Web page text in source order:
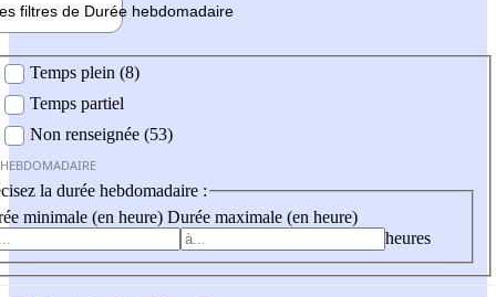
filtres de Durée hebdomadaire
Temps plein (8)
Temps partiel
Non renseignée (53)
la durée hebdomadaire :
minimale (en heure) Durée maximale (en heure)
heures